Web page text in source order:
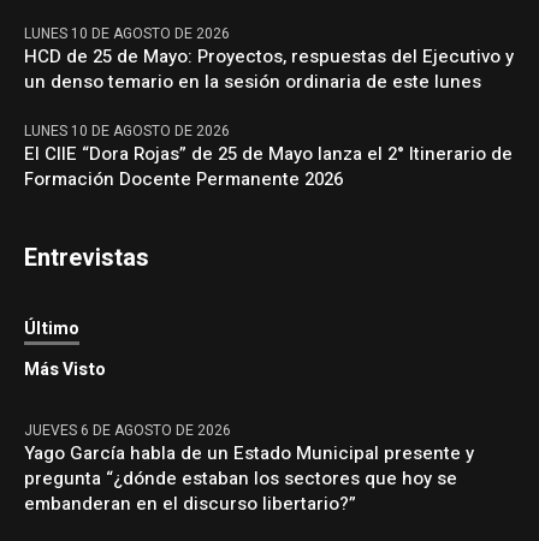
LUNES 10 DE AGOSTO DE 2026
HCD de 25 de Mayo: Proyectos, respuestas del Ejecutivo y
un denso temario en la sesión ordinaria de este lunes
LUNES 10 DE AGOSTO DE 2026
El CIIE “Dora Rojas” de 25 de Mayo lanza el 2° Itinerario de
Formación Docente Permanente 2026
Entrevistas
Último
Más Visto
JUEVES 6 DE AGOSTO DE 2026
Yago García habla de un Estado Municipal presente y
pregunta “¿dónde estaban los sectores que hoy se
embanderan en el discurso libertario?”